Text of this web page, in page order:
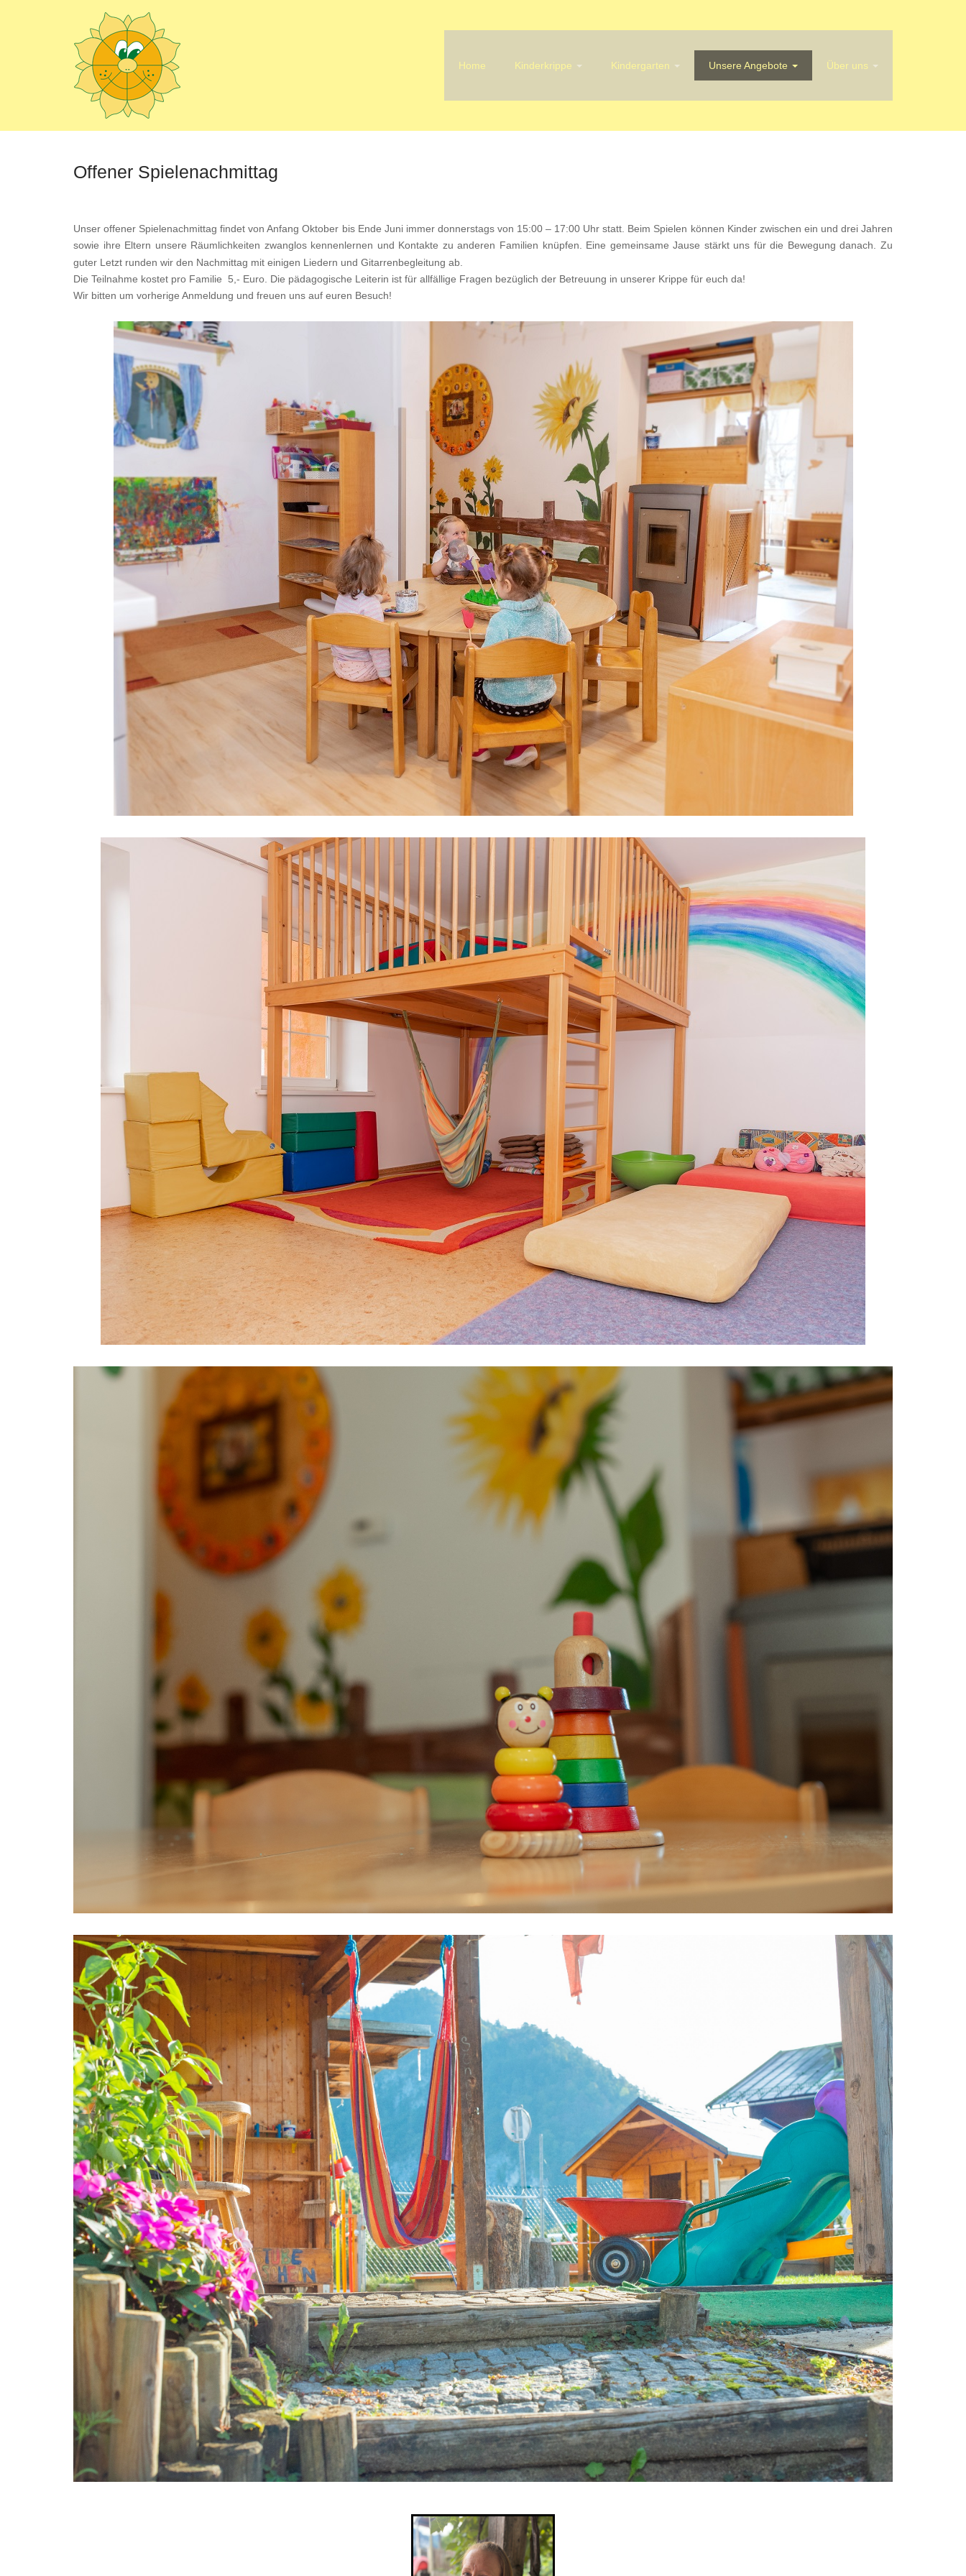
Home Kinderkrippe Kindergarten Unsere Angebote Über uns
Offener Spielenachmittag
Unser offener Spielenachmittag findet von Anfang Oktober bis Ende Juni immer donnerstags von 15:00 – 17:00 Uhr statt. Beim Spielen können Kinder zwischen ein und drei Jahren
sowie ihre Eltern unsere Räumlichkeiten zwanglos kennenlernen und Kontakte zu anderen Familien knüpfen. Eine gemeinsame Jause stärkt uns für die Bewegung danach. Zu
guter Letzt runden wir den Nachmittag mit einigen Liedern und Gitarrenbegleitung ab.
Die Teilnahme kostet pro Familie 5,- Euro. Die pädagogische Leiterin ist für allfällige Fragen bezüglich der Betreuung in unserer Krippe für euch da!
Wir bitten um vorherige Anmeldung und freuen uns auf euren Besuch!